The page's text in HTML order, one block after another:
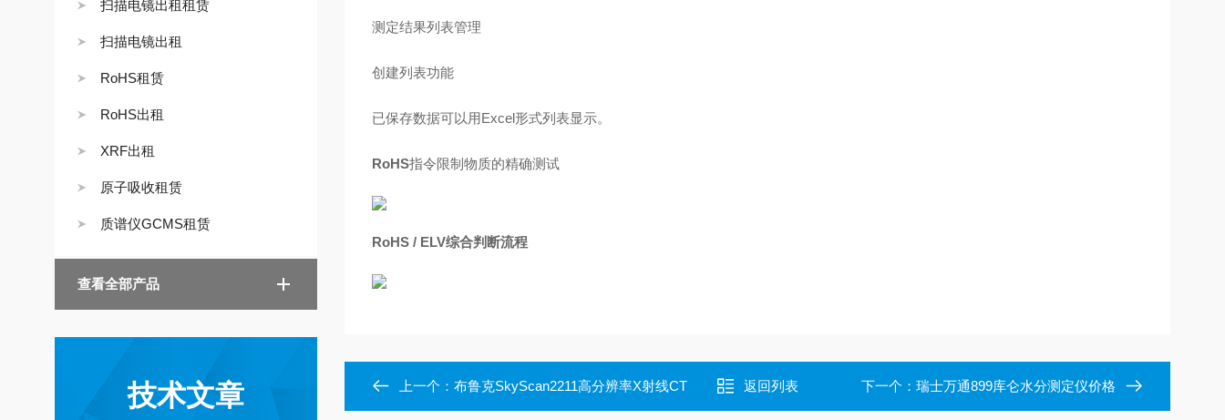
扫描电镜出租租赁
扫描电镜出租
RoHS租赁
RoHS出租
XRF出租
原子吸收租赁
质谱仪GCMS租赁
查看全部产品
技术文章
测定结果列表管理
创建列表功能
已保存数据可以用Excel形式列表显示。
RoHS指令限制物质的精确测试
RoHS / ELV综合判断流程
上一个： 布鲁克SkyScan2211高分辨率X射线CT 返回列表 下一个： 瑞士万通899库仑水分测定仪价格